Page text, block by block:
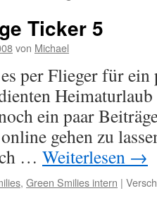
Ticker 5
von Michael
per Flieger für ein
ein paar
gehen zu
… Weiterlesen →
, Green Smilies intern |